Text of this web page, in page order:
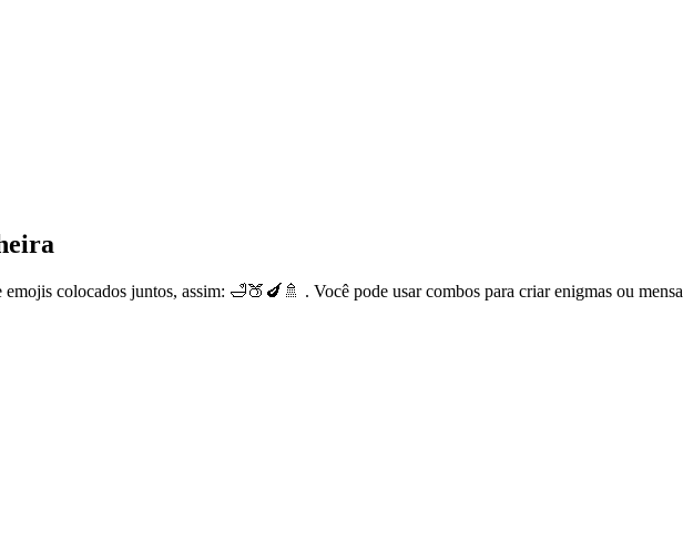
colocados juntos, assim: 🛁🍑🍆🚿 . Você pode usar combos para criar enigmas ou